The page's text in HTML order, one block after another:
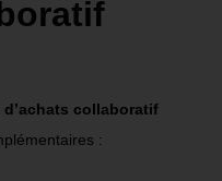
collaboratif
: